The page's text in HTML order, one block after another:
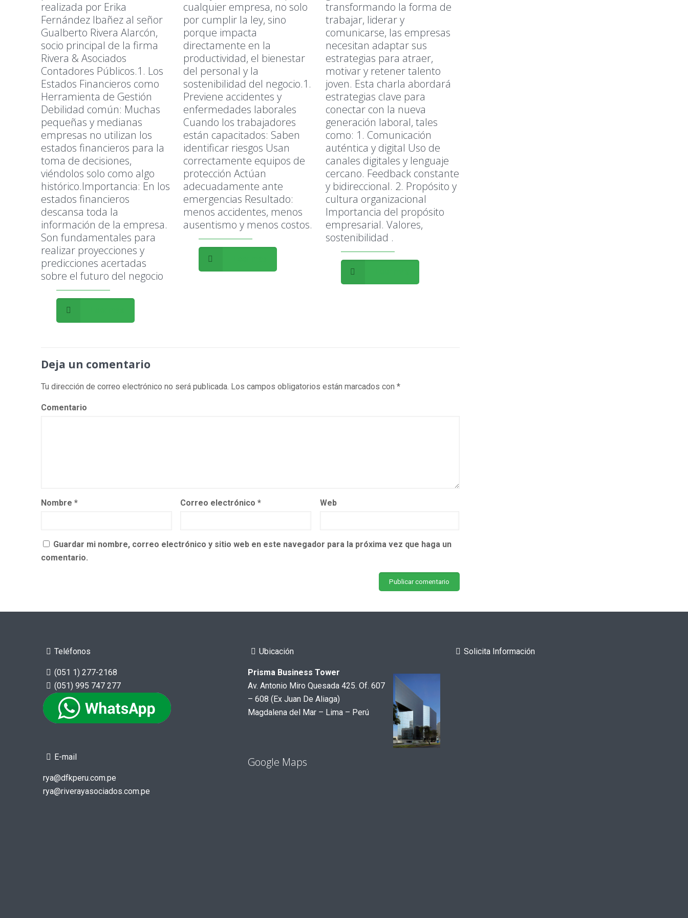
realizada por Erika
Fernández Ibañez al señor
Gualberto Rivera Alarcón,
socio principal de la firma
Rivera & Asociados
Contadores Públicos.1. Los
Estados Financieros como
Herramienta de Gestión
Debilidad común: Muchas
pequeñas y medianas
empresas no utilizan los
estados financieros para la
toma de decisiones,
viéndolos solo como algo
histórico.Importancia: En los
estados financieros
descansa toda la
información de la empresa.
Son fundamentales para
realizar proyecciones y
predicciones acertadas
sobre el futuro del negocio
cualquier empresa, no solo
por cumplir la ley, sino
porque impacta
directamente en la
productividad, el bienestar
del personal y la
sostenibilidad del negocio.1.
Previene accidentes y
enfermedades laborales
Cuando los trabajadores
están capacitados: Saben
identificar riesgos Usan
correctamente equipos de
protección Actúan
adecuadamente ante
emergencias Resultado:
menos accidentes, menos
ausentismo y menos costos.
transformando la forma de
trabajar, liderar y
comunicarse, las empresas
necesitan adaptar sus
estrategias para atraer,
motivar y retener talento
joven. Esta charla abordará
estrategias clave para
conectar con la nueva
generación laboral, tales
como: 1. Comunicación
auténtica y digital Uso de
canales digitales y lenguaje
cercano. Feedback constante
y bidireccional. 2. Propósito y
cultura organizacional
Importancia del propósito
empresarial. Valores,
sostenibilidad .
Deja un comentario
Tu dirección de correo electrónico no será publicada. Los campos obligatorios están marcados con*
Comentario
Nombre* Correo electrónico* Web
Guardar mi nombre, correo electrónico y sitio web en este navegador para la próxima vez que haga un
comentario.
Teléfonos
(051 1) 277-2168
(051) 995 747 277
E-mail
rya@dfkperu.com.pe
rya@riverayasociados.com.pe
Ubicación
Prisma Business Tower
Av. Antonio Miro Quesada 425. Of. 607
– 608 (Ex Juan De Aliaga)
Magdalena del Mar – Lima – Perú
Google Maps
Solicita Información